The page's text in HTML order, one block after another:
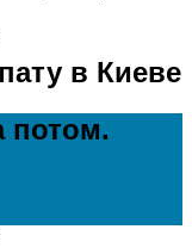
в Киеве
потом.